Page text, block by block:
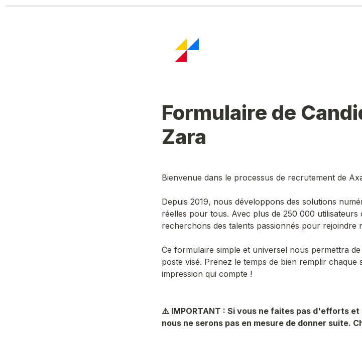
Formulaire de
Zara
Bienvenue dans le processus de recrutement de
Depuis 2019, nous développons des solutions
réelles pour tous. Avec plus de 250 000
recherchons des talents passionnés pour rejoindre
Ce formulaire simple et universel nous permettra
poste visé. Prenez le temps de bien remplir
impression qui compte !
⚠️ IMPORTANT : Si vous ne faites pas d'efforts
nous ne serons pas en mesure de donner suite.